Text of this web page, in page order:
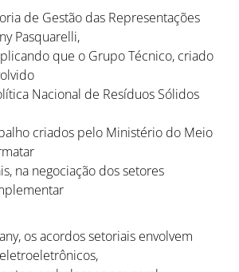
de Gestão das Representações
Pasquarelli,
que o Grupo Técnico, criado
Nacional de Resíduos Sólidos
criados pelo Ministério do Meio
na negociação dos setores
os acordos setoriais envolvem